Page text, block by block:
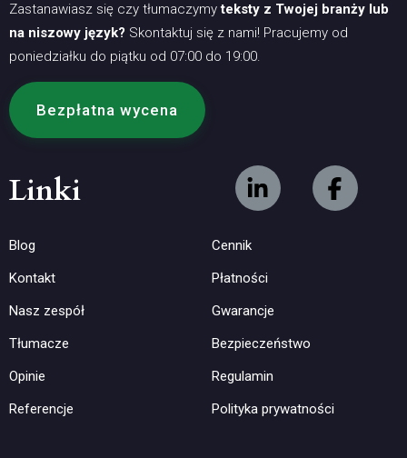
Zastanawiasz się czy tłumaczymyteksty z Twojej branży lub
na niszowy język? Skontaktuj się z nami! Pracujemy od
poniedziałku do piątku od 07:00 do 19:00.
Bezpłatna wycena
Linki
Blog
Kontakt
Nasz zespół
Tłumacze
Opinie
Referencje
Cennik
Płatności
Gwarancje
Bezpieczeństwo
Regulamin
Polityka prywatności